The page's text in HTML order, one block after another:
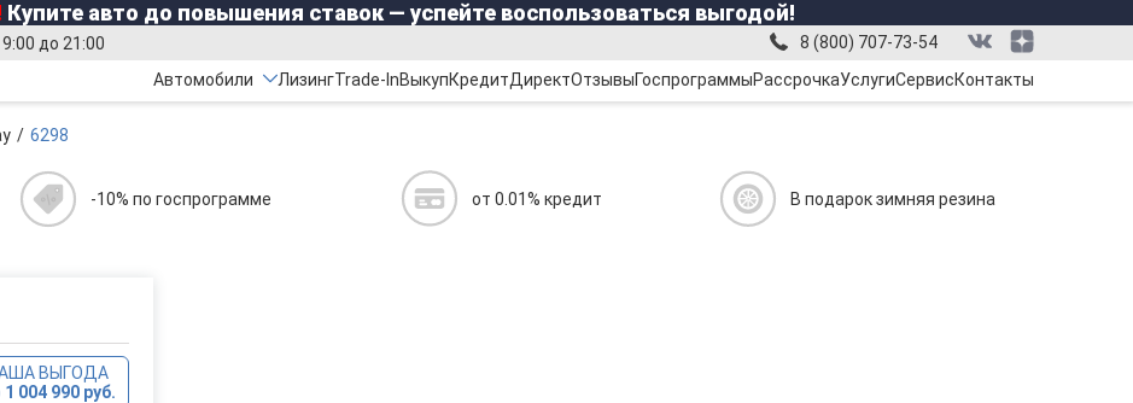
Купите авто до повышения ставок — успейте воспользоваться выгодой!
до 21:00 8 (800) 707-73-54
Автомобили ЛизингTrade-InВыкупКредитДиректОтзывыГоспрограммыРассрочкаУслугиСервисКонтакты
6298
-10% по госпрограмме от 0.01% кредит В подарок зимняя резина
ВЫГОДА
004 990 руб.